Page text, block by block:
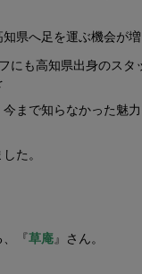
県へ足を運ぶ機会が増
にも高知県出身のスタ
まで知らなかった魅
た。
『草庵 』さん。